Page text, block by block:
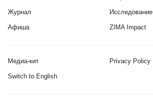
Журнал
Афиша
Исследование
ZIMA Impact
Медиа-кит Privacy Policy
Switch to English